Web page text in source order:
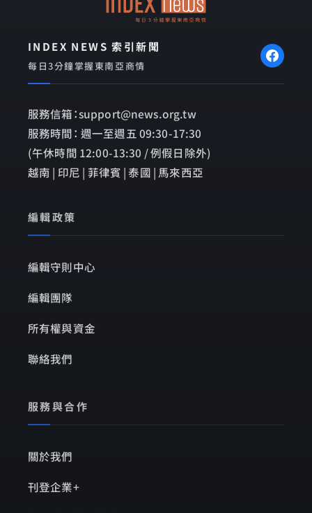
INDEX NEWS 索引新聞
每日3分鐘掌握東南亞商情
服務信箱：support@news.org.tw
服務時間： 週一至週五 09:30-17:30
(午休時間 12:00-13:30 / 例假日除外)
越南 | 印尼 | 菲律賓 | 泰國 | 馬來西亞
編輯政策
編輯守則中心
編輯團隊
所有權與資金
聯絡我們
服務與合作
關於我們
刊登企業+